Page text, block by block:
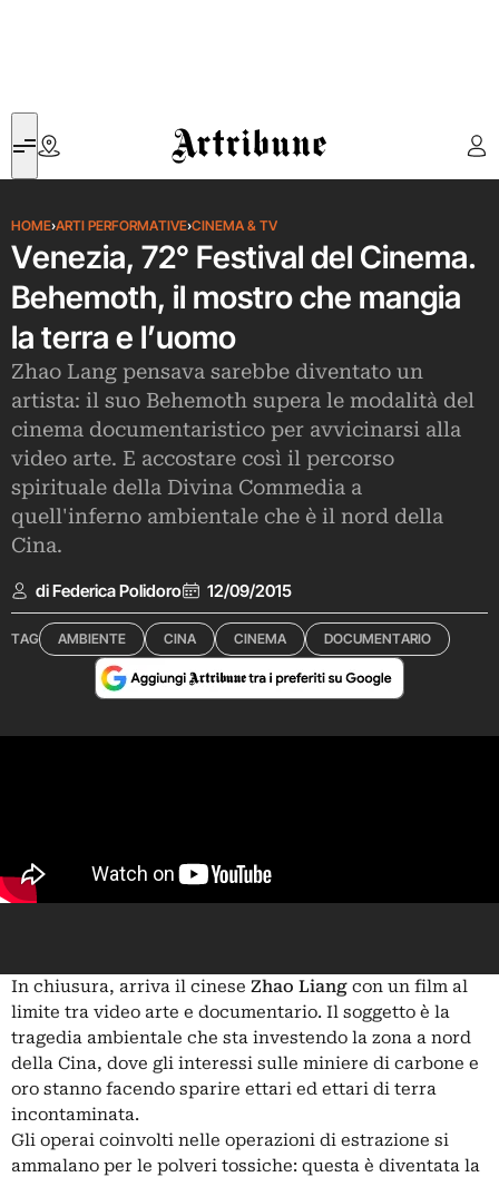
Artribune
HOME›ARTI PERFORMATIVE›CINEMA & TV
Venezia, 72° Festival del Cinema.
Behemoth, il mostro che mangia
la terra e l’uomo
Zhao Lang pensava sarebbe diventato un
artista: il suo Behemoth supera le modalità del
cinema documentaristico per avvicinarsi alla
video arte. E accostare così il percorso
spirituale della Divina Commedia a
quell'inferno ambientale che è il nord della
Cina.
di Federica Polidoro 12/09/2015
TAG AMBIENTE CINA CINEMA DOCUMENTARIO
In chiusura, arriva il cinese Zhao Liang con un film al
limite tra video arte e documentario. Il soggetto è la
tragedia ambientale che sta investendo la zona a nord
della Cina, dove gli interessi sulle miniere di carbone e
oro stanno facendo sparire ettari ed ettari di terra
incontaminata.
Gli operai coinvolti nelle operazioni di estrazione si
ammalano per le polveri tossiche: questa è diventata la